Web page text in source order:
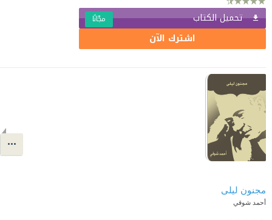
تحميل الكتاب مجّانًا
اشترك الآن
مجنون ليلى
أحمد شوقي